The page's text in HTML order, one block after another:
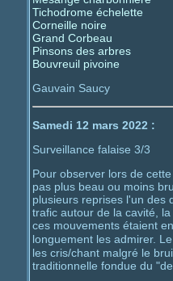
Tichodrome échelette
Corneille noire
Grand Corbeau
Pinsons des arbres
Bouvreuil pivoine
Gauvain Saucy
Samedi 12 mars 2022 :
Surveillance falaise 3/3
Pour observer lors de
pas plus beau ou moins
plusieurs reprises l'un des
trafic autour de la cavité,
ces mouvements étaient
longuement les admirer. Le
les cris/chant malgré le
traditionnelle fondue du